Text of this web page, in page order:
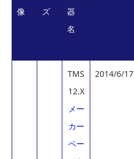
像
ズ
器
名
TMS
12.X
メー
カー
ペー
2014/6/17